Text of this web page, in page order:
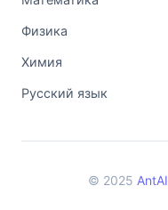
Физика
Химия
Русский язык
© 2025 AntAI